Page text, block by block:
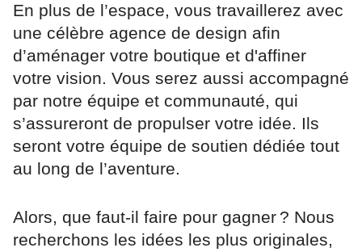
En plus de l’espace, vous travaillerez avec
une célèbre agence de design afin
d’aménager votre boutique et d'affiner
votre vision. Vous serez aussi accompagné
par notre équipe et communauté, qui
s’assureront de propulser votre idée. Ils
seront votre équipe de soutien dédiée tout
au long de l’aventure.
Alors, que faut-il faire pour gagner ? Nous
recherchons les idées les plus originales,